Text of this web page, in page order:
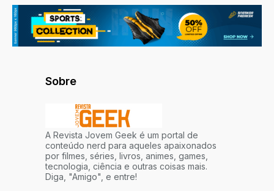
Sobre
A Revista Jovem Geek é um portal de
conteúdo nerd para aqueles apaixonados
por filmes, séries, livros, animes, games,
tecnologia, ciência e outras coisas mais.
Diga, "Amigo", e entre!